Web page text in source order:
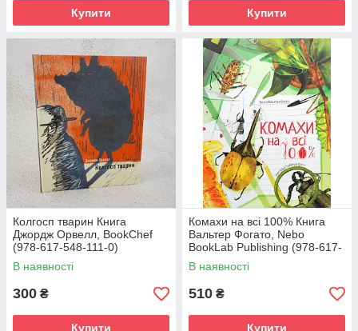
Купити Купити
Колгосп тварин Книга
Джордж Орвелл, BookChef
(978-617-548-111-0)
В наявності
300 ₴
Купити
Комахи на всі 100% Книга
Вальтер Фогато, Nebo
BookLab Publishing (978-617-
7914-15-9)
В наявності
510 ₴
Купити